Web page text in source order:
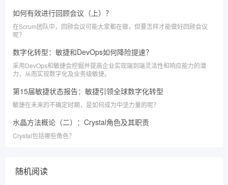
如何有效进行回顾会议（上）？
在Scrum团队中，回顾会议可能大家都在做，但要怎样才能做好回顾会议
呢？
数字化转型：敏捷和DevOps如何降险提速？
采用DevOps和敏捷会挖掘并提高企业实现端到端灵活性和响应能力的潜
力，从而实现数字化及业务级敏捷。
第15届敏捷状态报告：敏捷引领全球数字化转型
敏捷在未来的不确定时期，是如何成为中坚力量的呢？
水晶方法概论（二）：Crystal角色及其职责
Crystal包括哪些角色？
随机阅读